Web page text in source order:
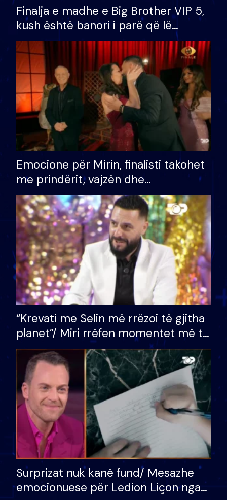
Finalja e madhe e Big Brother VIP 5,
kush është banori i parë që lë
shtëpinë dhe humb mundësinë për
të fituar çmimin e madh
Emocione për Mirin, finalisti takohet
me prindërit, vajzën dhe
bashkëshorten: S’kemi ndonjë letër
divorci apo jo?
“Krevati me Selin më rrëzoi të gjitha
planet”/ Miri rrëfen momentet më të
bukura në shtëpinë e BB VIP: Do më
mungojë zilja e mëngjesit kur…
Surprizat nuk kanë fund/ Mesazhe
emocionuese për Ledion Liçon nga